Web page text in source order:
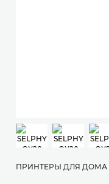
ПРИНТЕРЫ ДЛЯ ДОМА